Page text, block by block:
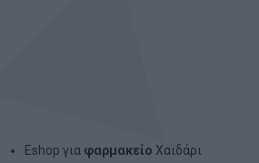
Eshop για φαρμακείο Χαϊδάρι